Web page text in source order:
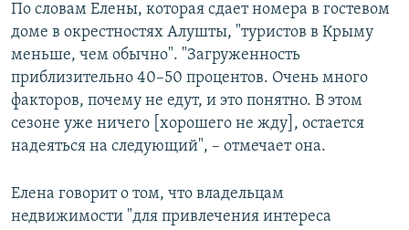
По словам Елены, которая сдает номера в гостевом
доме в окрестностях Алушты, "туристов в Крыму
меньше, чем обычно". "Загруженность
приблизительно 40–50 процентов. Очень много
факторов, почему не едут, и это понятно. В этом
сезоне уже ничего [хорошего не жду], остается
надеяться на следующий", – отмечает она.
Елена говорит о том, что владельцам
недвижимости "для привлечения интереса